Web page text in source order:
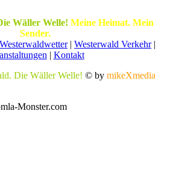
Wäller Welle! Meine Heimat. Mein
Sender.
Westerwaldwetter| Westerwald Verkehr|
| Kontakt
Die Wäller Welle! © by mikeXmedia
Monster.com